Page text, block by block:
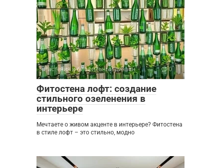
Растения и биофильный дизайн 0
Фитостена лофт: создание
стильного озеленения в
интерьере
Мечтаете о живом акценте в интерьере? Фитостена
в стиле лофт – это стильно, модно